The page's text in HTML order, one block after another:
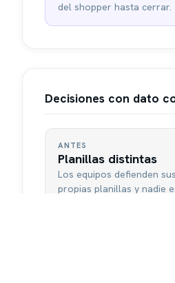
del shopper hasta cerrar.
Decisiones con dato
ANTES
Planillas distintas
Los equipos defienden
propias planillas y nadie